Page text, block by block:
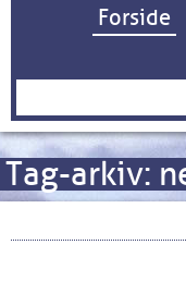
Forside
Søg
Tag-arkiv: